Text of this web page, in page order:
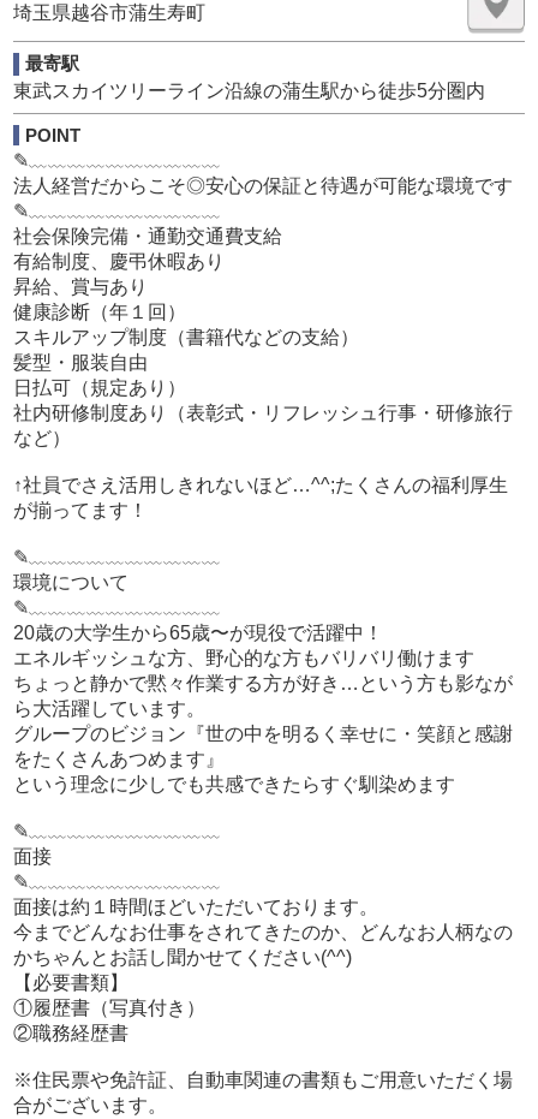
トします。
■ WEB運営・マーケティング
・各種WEBサイトの更新・管理
・アクセス数・反響データの分析
・競合調査、市場分析
・キャンペーンや施策の企画
・広告代理店との打ち合わせ
■ 数値管理・マネジメント業務
・売上管理・目標設定
・スタッフ育成、採用
・業務改善・ツールや仕組みづくり
・複数店舗の管理・統括
《幹部候補はさらに…》
・グループ外の関連業者とのコミュニケーション
・グループ全体の利益を戦略
★店舗運営業務（インセンティブあり）があります。
★裁量の権限がぐっと増え、責任とやりがいが一気にでて
きます。
まずは店舗スタッフから入り、仕事内容の全体像を掴みま
す。
先輩と一緒に動きながら業務に触れ、店舗を代表するスタ
ッフを目指します。
埼玉県越谷市蒲生寿町
最寄駅
東武スカイツリーライン沿線の蒲生駅から徒歩5分圏内
POINT
✎﹏﹏﹏﹏﹏﹏﹏﹏﹏﹏
法人経営だからこそ◎安心の保証と待遇が可能な環境です
✎﹏﹏﹏﹏﹏﹏﹏﹏﹏﹏
社会保険完備・通勤交通費支給
有給制度、慶弔休暇あり
昇給、賞与あり
健康診断（年１回）
スキルアップ制度（書籍代などの支給）
髪型・服装自由
日払可（規定あり）
社内研修制度あり（表彰式・リフレッシュ行事・研修旅行
など）
↑社員でさえ活用しきれないほど…^^;たくさんの福利厚生
が揃ってます！
✎﹏﹏﹏﹏﹏﹏﹏﹏﹏﹏
環境について
✎﹏﹏﹏﹏﹏﹏﹏﹏﹏﹏
20歳の大学生から65歳〜が現役で活躍中！
エネルギッシュな方、野心的な方もバリバリ働けます
ちょっと静かで黙々作業する方が好き…という方も影なが
ら大活躍しています。
グループのビジョン『世の中を明るく幸せに・笑顔と感謝
をたくさんあつめます』
という理念に少しでも共感できたらすぐ馴染めます
✎﹏﹏﹏﹏﹏﹏﹏﹏﹏﹏
面接
✎﹏﹏﹏﹏﹏﹏﹏﹏﹏﹏
面接は約１時間ほどいただいております。
今までどんなお仕事をされてきたのか、どんなお人柄なの
かちゃんとお話し聞かせてください(^^)
【必要書類】
①履歴書（写真付き）
②職務経歴書
※住民票や免許証、自動車関連の書類もご用意いただく場
合がございます。